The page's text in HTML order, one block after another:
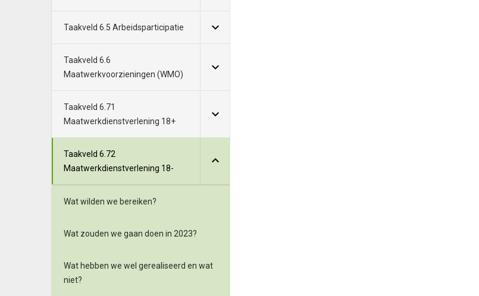
Taakveld 6.5 Arbeidsparticipatie
Taakveld 6.6
Maatwerkvoorzieningen (WMO)
Taakveld 6.71
Maatwerkdienstverlening 18+
Taakveld 6.72
Maatwerkdienstverlening 18-
Wat wilden we bereiken?
Wat zouden we gaan doen in 2023?
Wat hebben we wel gerealiseerd en wat
niet?